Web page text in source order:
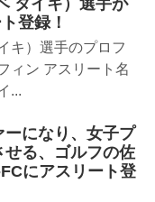
タイキ）選手が
登録！
キ）選手のプロフ
ィン アスリート名
...
になり、女子プ
せる、ゴルフの佐
にアスリート登